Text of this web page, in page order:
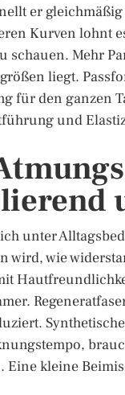
er
Kurven lohnt
Mehr
liegt.
für den ganzen
und
unter
wird, wie
kleine